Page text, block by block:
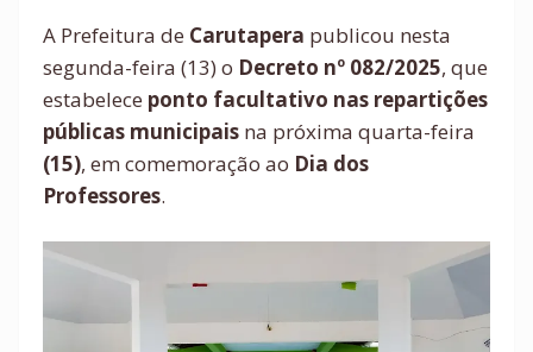
A Prefeitura de Carutapera publicou nesta
segunda-feira (13) o Decreto nº 082/2025, que
estabelece ponto facultativo nas repartições
públicas municipais na próxima quarta-feira
(15), em comemoração ao Dia dos
Professores.